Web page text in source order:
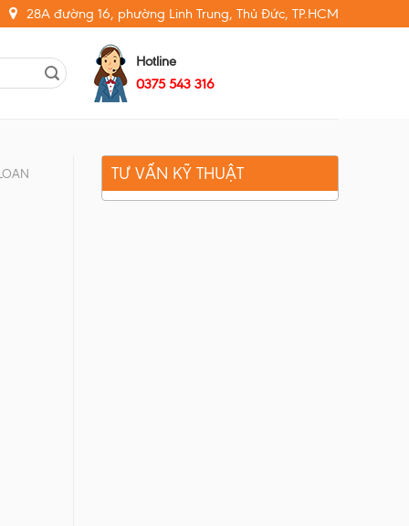
28A đường 16, phường Linh Trung, Thủ Đức, TP.HCM
Hotline
0375 543 316
TƯ VẤN KỸ THUẬT